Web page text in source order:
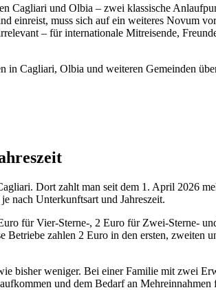
Cagliari und Olbia – zwei klassische
einreist, muss sich auf ein weiteres Novum
– für internationale Mitreisende,
Cagliari, Olbia und weiteren Gemeinden
Dort zahlt man seit dem 1. April 2026
nach Unterkunftsart und Jahreszeit.
für Vier-Sterne-, 2 Euro für Zwei-Sterne-
zahlen 2 Euro in den ersten, zweiten
bisher weniger. Bei einer Familie mit zwei
und dem Bedarf an